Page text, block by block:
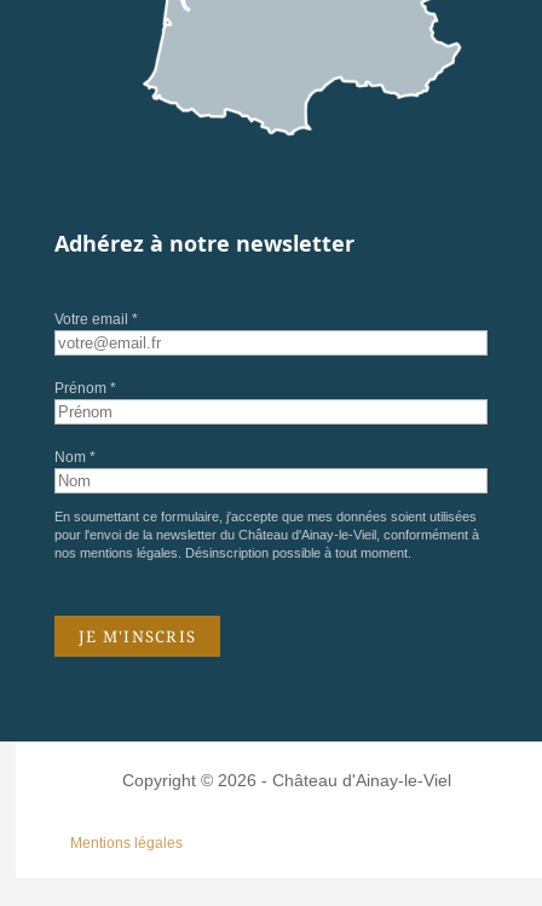
Adhérez à notre newsletter
Votre email *
Prénom *
Nom *
En soumettant ce formulaire, j'accepte que mes données soient utilisées
pour l'envoi de la newsletter du Château d'Ainay-le-Vieil, conformément à
nos mentions légales . Désinscription possible à tout moment.
Copyright © 2026 - Château d'Ainay-le-Viel
Mentions légales